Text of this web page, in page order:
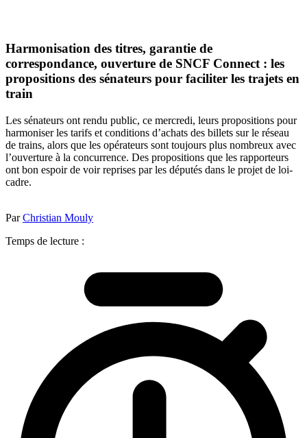
Harmonisation des titres, garantie de
correspondance, ouverture de SNCF Connect : les
propositions des sénateurs pour faciliter les trajets en
train
Les sénateurs ont rendu public, ce mercredi, leurs propositions pour
harmoniser les tarifs et conditions d’achats des billets sur le réseau
de trains, alors que les opérateurs sont toujours plus nombreux avec
l’ouverture à la concurrence. Des propositions que les rapporteurs
ont bon espoir de voir reprises par les députés dans le projet de loi-
cadre.
ParChristian Mouly
Temps de lecture :